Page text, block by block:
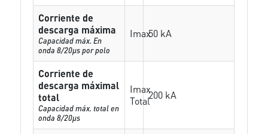
Corriente de
descarga máxima
Capacidad máx. En
onda 8/20µs por polo
Imax50 kA
Corriente de
descarga máximal
total
Capacidad máx. total en
onda 8/20µs
Imax
Total200 kA